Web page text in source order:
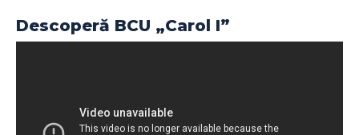
Descoperă BCU „Carol I”